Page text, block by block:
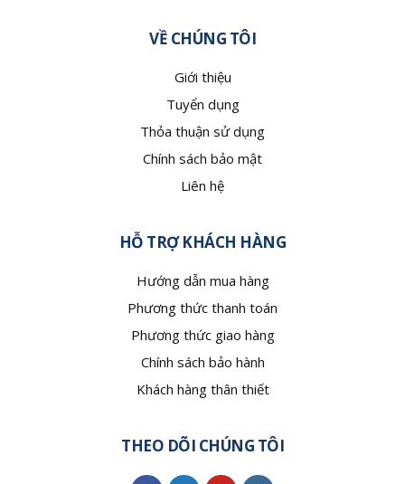
VỀ CHÚNG TÔI
Giới thiệu
Tuyển dụng
Thỏa thuận sử dụng
Chính sách bảo mật
Liên hệ
HỖ TRỢ KHÁCH HÀNG
Hướng dẫn mua hàng
Phương thức thanh toán
Phương thức giao hàng
Chính sách bảo hành
Khách hàng thân thiết
THEO DÕI CHÚNG TÔI